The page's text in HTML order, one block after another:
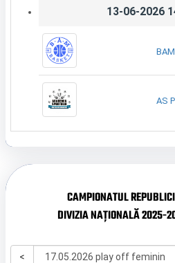
13-06-2026
AS
CAMPIONATUL
DIVIZIA NAȚIONALĂ
<